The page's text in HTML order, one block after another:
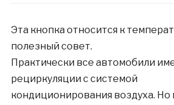
Эта кнопка относится к
полезный совет.
Практически все автомобили
рециркуляции с системой
кондиционирования воздуха. Но